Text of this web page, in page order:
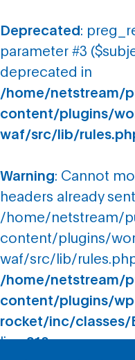
Deprecated :
parameter #3
deprecated in
/home/netstream/
content/plugins/
waf/src/lib/
Warning: Cannot
headers already
/home/netstream/
content/plugins/
waf/src/lib/
/home/netstream/
content/plugins/
rocket/inc/classes/
line210